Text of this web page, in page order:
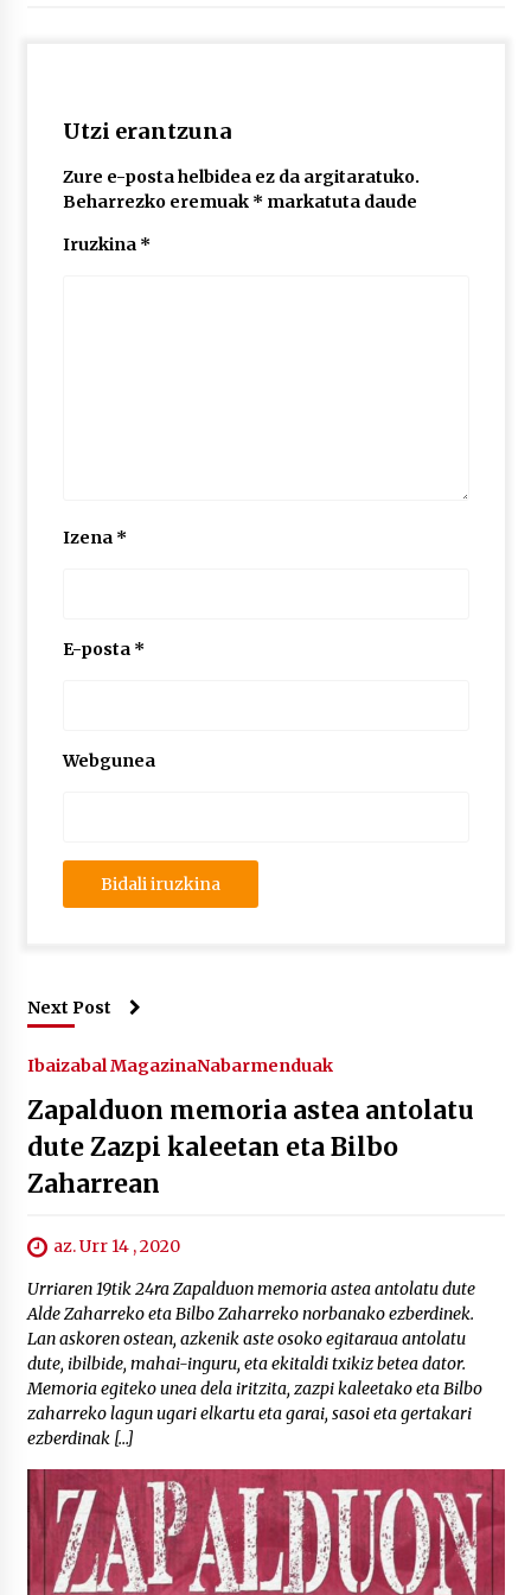
Utzi erantzuna
Zure e-posta helbidea ez da argitaratuko.
Beharrezko eremuak * markatuta daude
Iruzkina *
Izena *
E-posta *
Webgunea
Next Post
Ibaizabal MagazinaNabarmenduak
Zapalduon memoria astea antolatu
dute Zazpi kaleetan eta Bilbo
Zaharrean
az. Urr 14 , 2020
Urriaren 19tik 24ra Zapalduon memoria astea antolatu dute
Alde Zaharreko eta Bilbo Zaharreko norbanako ezberdinek.
Lan askoren ostean, azkenik aste osoko egitaraua antolatu
dute, ibilbide, mahai-inguru, eta ekitaldi txikiz betea dator.
Memoria egiteko unea dela iritzita, zazpi kaleetako eta Bilbo
zaharreko lagun ugari elkartu eta garai, sasoi eta gertakari
ezberdinak […]